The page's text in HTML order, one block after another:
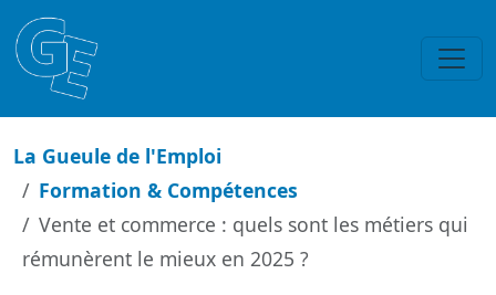
La Gueule de l'Emploi
Formation & Compétences
Vente et commerce : quels sont les métiers qui
rémunèrent le mieux en 2025 ?